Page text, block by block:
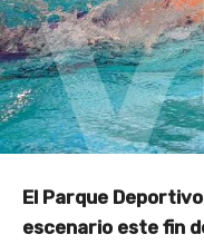
El Parque
escenario este fin